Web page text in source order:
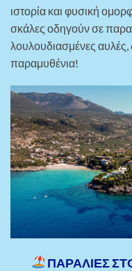
ιστορία και φυσική
σκάλες οδηγούν σε
λουλουδιασμένες
παραμυθένια!
ΠΑΡΑΛΙΕΣ